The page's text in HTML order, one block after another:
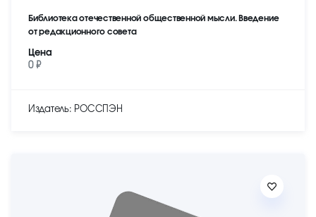
Библиотека отечественной общественной мысли. Введение
от редакционного совета
Цена
0 ₽
Издатель: РОССПЭН